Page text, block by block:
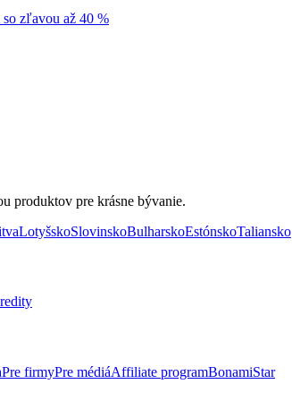
zľavou až 40 %
produktov pre krásne bývanie.
LotyšskoSlovinskoBulharskoEstónskoTaliansko
Pre firmyPre médiáAffiliate programBonamiStar